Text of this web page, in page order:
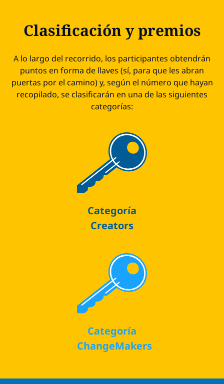
Clasificación y premios
A lo largo del recorrido, los participantes obtendrán
puntos en forma de llaves (sí, para que les abran
puertas por el camino) y, según el número que hayan
recopilado, se clasificarán en una de las siguientes
categorías:
Categoría
Creators
Categoría
ChangeMakers